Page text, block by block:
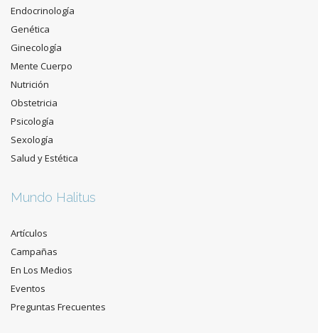
Endocrinología
Genética
Ginecología
Mente Cuerpo
Nutrición
Obstetricia
Psicología
Sexología
Salud y Estética
Mundo Halitus
Artículos
Campañas
En Los Medios
Eventos
Preguntas Frecuentes